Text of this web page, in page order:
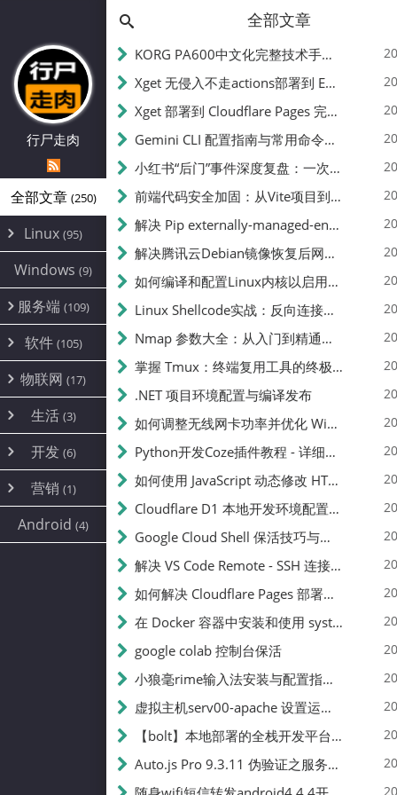
行尸走肉
全部文章 (250)
Linux (95)
Alpine
CentOS(17)
Debian(24)
ProxmoxVE
Ubuntu(7)
Windows (9)
服务端 (109)
环境配置
DD重装(3)
加速优化(34)
面板(12)
容器
游戏 (7)
饥荒(7)
云服务商(4)
WEB源码(6)
建站(5)
软件 (105)
安全(12)
办公(4)
图片 (2)
文件
系统 (35)
AI(10)
物联网 (17)
路由器
随身wifi(1)
mobile(14)
刷机
magisk
生活 (3)
线报
sim卡(1)
开发 (6)
编译
JavaScript(2)
python(2)
营销 (1)
公关(1)
SEO(1)
Android (4)
全部文章
KORG PA600中文化完整技术手册 - 从逆向到实现的全流程指南
Xget 无侵入不走actions部署到 EdgeOne Pages 指南
Xget 部署到 Cloudflare Pages 完整指南 - 无需修改源码的构建配置
Gemini CLI 配置指南与常用命令中文翻译 | API Key、MCP、代理设置
小红书“后门”事件深度复盘：一次沉默危机下的品牌、技术与流程三重考验
前端代码安全加固：从Vite项目到纯静态页面的深度混淆技术备忘
解决 Pip externally-managed-environment 错误：临时与永久绕过方案
解决腾讯云Debian镜像恢复后网络不通问题
如何编译和配置Linux内核以启用BBR2 | 内核编译教程
Linux Shellcode实战：反向连接、持久化、免杀技术详解（MSF,Cobalt Strike）- 从原理到C加载器实现
Nmap 参数大全：从入门到精通，掌握网络扫描的核心技巧
掌握 Tmux：终端复用工具的终极指南
.NET 项目环境配置与编译发布
如何调整无线网卡功率并优化 Wifite 的功率设置
Python开发Coze插件教程 - 详细步骤与注意事项
如何使用 JavaScript 动态修改 HTML 中的权限文本 | 前端开发教程
Cloudflare D1 本地开发环境配置指南 | CF Pages Local Development Guide
Google Cloud Shell 保活技巧与配额时间查看方法
解决 VS Code Remote - SSH 连接失败问题：从权限问题到成功启动
如何解决 Cloudflare Pages 部署中的 API Token 权限问题
在 Docker 容器中安装和使用 systemctl 的完整指南
google colab 控制台保活
小狼毫rime输入法安装与配置指南：从基础到高级自定义
虚拟主机serv00-apache 设置运行目录
【bolt】本地部署的全栈开发平台，支持本地及众多API，本地一键生成应用，部署教程
Auto.js Pro 9.3.11 伪验证之服务器接口 Nginx 版
📝
250
篇文章
✍️
231k
总字数
👥